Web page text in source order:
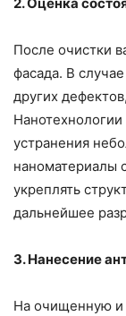
После очистки
фасада. В
других
устранения
наноматериалы
укреплять
дальнейшее
3. Нанесение
На очищенную и